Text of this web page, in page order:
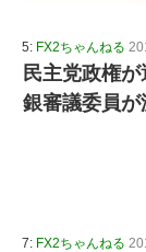
5: FX2ちゃんねる
民主党政権
銀審議委員が
7: FX2ちゃんねる